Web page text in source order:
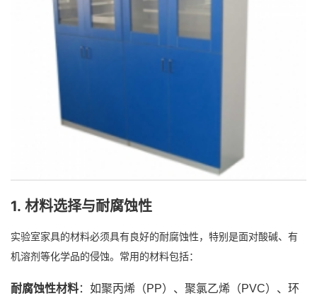
1. 材料选择与耐腐蚀性
实验室家具的材料必须具有良好的耐腐蚀性，特别是面对酸碱、有
机溶剂等化学品的侵蚀。常用的材料包括：
耐腐蚀性材料：如聚丙烯（PP）、聚氯乙烯（PVC）、环